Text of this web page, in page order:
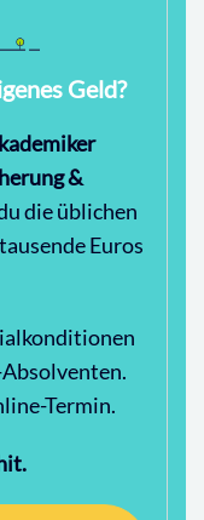
Geld?
&
die üblichen
Euros
Termin.